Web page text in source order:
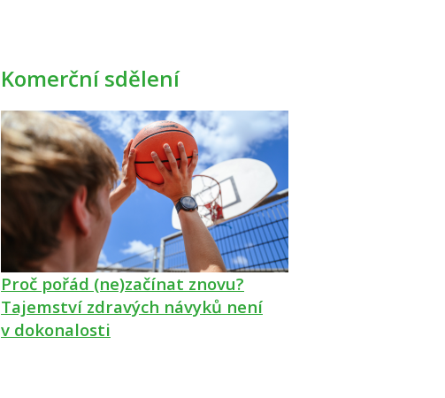
Komerční sdělení
Proč pořád (ne)začínat znovu?
Tajemství zdravých návyků není
v dokonalosti